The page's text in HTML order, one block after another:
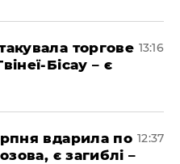
торгове
Бісау – є
13:16
вдарила по
є загиблі –
12:37